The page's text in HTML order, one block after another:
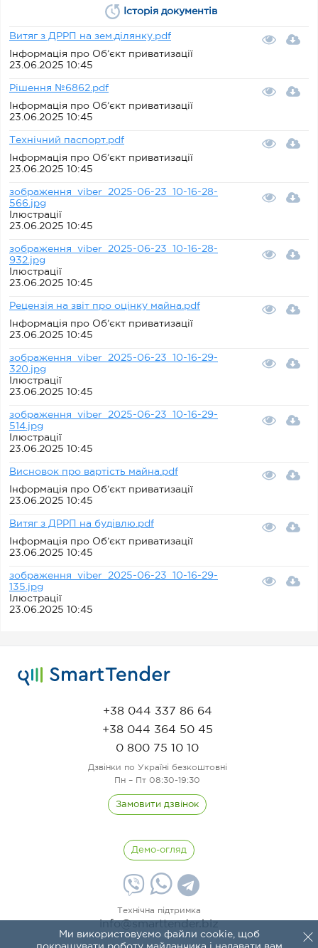
Історія документів
Витяг з ДРРП на зем.ділянку.pdf
Інформація про Об’єкт приватизації
23.06.2025 10:45
Рішення №6862.pdf
Інформація про Об’єкт приватизації
23.06.2025 10:45
Технічний паспорт.pdf
Інформація про Об’єкт приватизації
23.06.2025 10:45
зображення_viber_2025-06-23_10-16-28-
566.jpg
Ілюстрації
23.06.2025 10:45
зображення_viber_2025-06-23_10-16-28-
932.jpg
Ілюстрації
23.06.2025 10:45
Рецензія на звіт про оцінку майна.pdf
Інформація про Об’єкт приватизації
23.06.2025 10:45
зображення_viber_2025-06-23_10-16-29-
320.jpg
Ілюстрації
23.06.2025 10:45
зображення_viber_2025-06-23_10-16-29-
514.jpg
Ілюстрації
23.06.2025 10:45
Висновок про вартість майна.pdf
Інформація про Об’єкт приватизації
23.06.2025 10:45
Витяг з ДРРП на будівлю.pdf
Інформація про Об’єкт приватизації
23.06.2025 10:45
зображення_viber_2025-06-23_10-16-29-
135.jpg
Ілюстрації
23.06.2025 10:45
Ми використовуємо файли cookie, щоб
+38 044 337 86 64
+38 044 364 50 45
0 800 75 10 10
Дзвінки по Україні безкоштовні
Пн – Пт 08:30-19:30
Замовити дзвінок
Технічна підтримка
Демо-огляд